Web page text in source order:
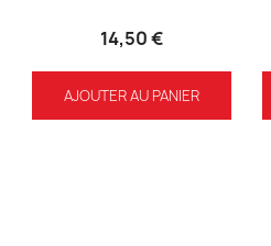
14,50 €
AJOUTER AU PANIER